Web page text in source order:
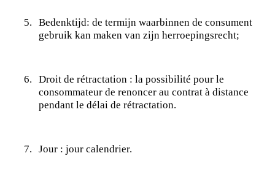
5.
Bedenktijd: de termijn waarbinnen de consument
gebruik kan maken van zijn herroepingsrecht;
6.
Droit de rétractation : la possibilité pour le
consommateur de renoncer au contrat à distance
pendant le délai de rétractation.
7. Jour : jour calendrier.